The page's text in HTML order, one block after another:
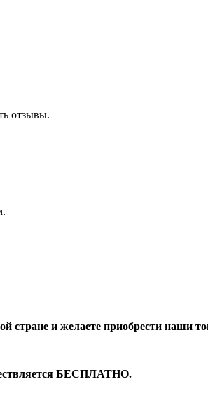
отзывы.
и желаете приобрести наши
БЕСПЛАТНО.